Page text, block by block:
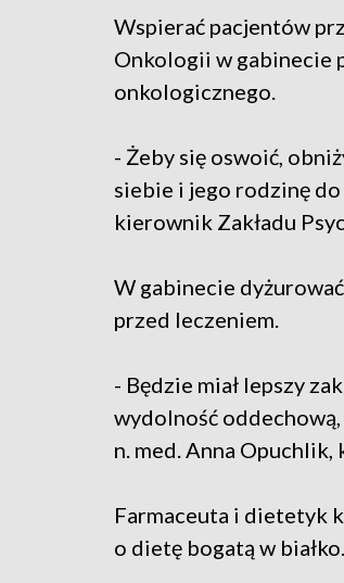
Wspierać pacjentów
Onkologii w gabinecie
onkologicznego.
- Żeby się oswoić,
siebie i jego rodzinę do
kierownik Zakładu
W gabinecie
przed leczeniem.
- Będzie miał lepszy
wydolność
n. med. Anna
Farmaceuta i dietetyk
o dietę bogatą w białko.